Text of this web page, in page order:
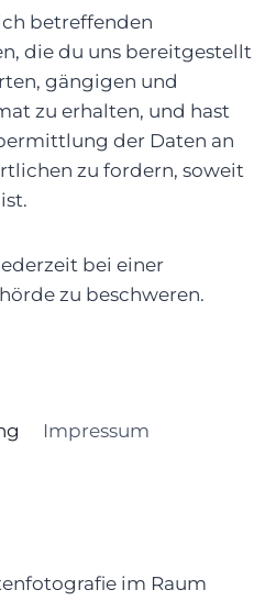
betreffenden
die du uns bereitgestellt
gängigen und
zu erhalten, und hast
der Daten an
zu fordern, soweit
bei einer
zu beschweren.
Impressum
im Raum